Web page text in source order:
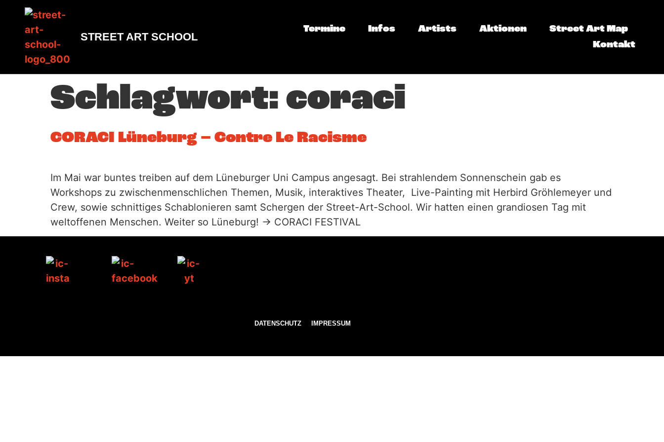
springen
STREET ART SCHOOL
Termine Infos Artists Aktionen
Street Art Map
Kontakt
Schlagwort: coraci
CORACI Lüneburg – Contre Le Racisme
Im Mai war buntes treiben auf dem Lüneburger Uni Campus angesagt. Bei strahlendem Sonnenschein gab es
Workshops zu zwischenmenschlichen Themen, Musik, interaktives Theater, Live-Painting mit Herbird Gröhlemeyer und
Crew, sowie schnittiges Schablonieren samt Schergen der Street-Art-School. Wir hatten einen grandiosen Tag mit
weltoffenen Menschen. Weiter so Lüneburg! -> CORACI FESTIVAL
DATENSCHUTZ IMPRESSUM